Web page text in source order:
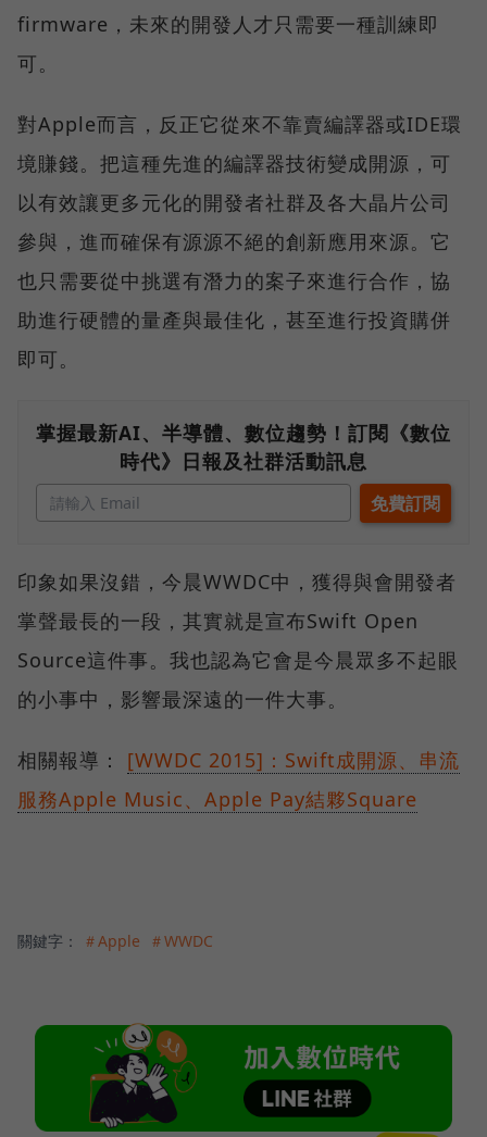
firmware，未來的開發人才只需要一種訓練即
可。
對Apple而言，反正它從來不靠賣編譯器或IDE環
境賺錢。把這種先進的編譯器技術變成開源，可
以有效讓更多元化的開發者社群及各大晶片公司
參與，進而確保有源源不絕的創新應用來源。它
也只需要從中挑選有潛力的案子來進行合作，協
助進行硬體的量產與最佳化，甚至進行投資購併
即可。
掌握最新AI、半導體、數位趨勢！訂閱《數位
時代》日報及社群活動訊息
印象如果沒錯，今晨WWDC中，獲得與會開發者
掌聲最長的一段，其實就是宣布Swift Open
Source這件事。我也認為它會是今晨眾多不起眼
的小事中，影響最深遠的一件大事。
相關報導： [WWDC 2015]：Swift成開源、串流
服務Apple Music、Apple Pay結夥Square
關鍵字： ＃Apple ＃WWDC